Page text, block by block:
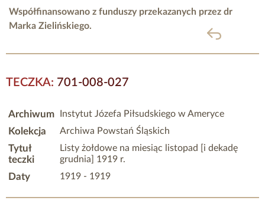
Współfinansowano z funduszy przekazanych przez dr
Marka Zielińskiego.
powrót
TECZKA: 701-008-027
Archiwum Instytut Józefa Piłsudskiego w Ameryce
Kolekcja Archiwa Powstań Śląskich
Tytuł
teczki
Listy żołdowe na miesiąc listopad [i dekadę
grudnia] 1919 r.
Daty 1919 - 1919